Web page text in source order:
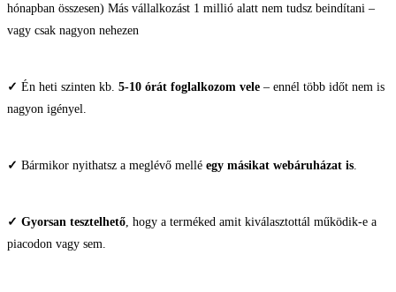
hónapban összesen) Más vállalkozást 1 millió alatt nem tudsz beindítani –
vagy csak nagyon nehezen
✓ Én heti szinten kb. 5-10 órát foglalkozom vele – ennél több időt nem is
nagyon igényel.
✓ Bármikor nyithatsz a meglévő mellé egy másikat webáruházat is
✓ Gyorsan tesztelhető , hogy a terméked amit kiválasztottál működik-e a
piacodon vagy sem.